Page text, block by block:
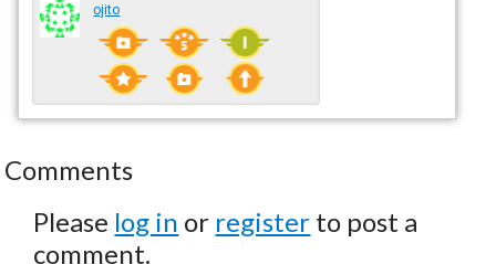
ojito
Comments
Please log in or register to post a
comment.